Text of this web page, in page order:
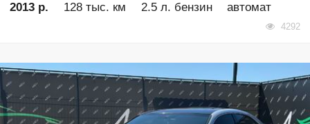
2013 р.
128 тыс. км 2.5 л. бензин автомат
4292